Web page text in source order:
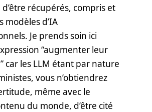
récupérés, compris et
modèles d’IA
Je prends soin ici
“augmenter leur
car les LLM étant par nature
vous n’obtiendrez
même avec le
du monde, d’être cité